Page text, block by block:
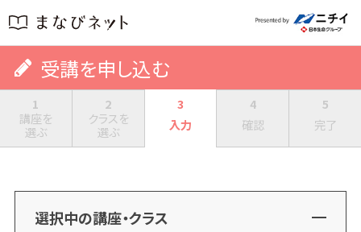
受講を申し込む
1
講座を
選ぶ
2
クラスを
選ぶ
3
入力
4
確認
5
完了
選択中の講座・クラス